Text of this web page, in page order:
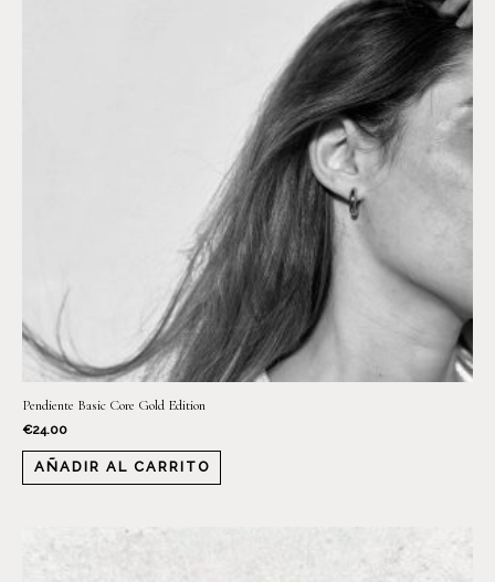
Pendiente Basic Core Gold Edition
€24.00
AÑADIR AL CARRITO